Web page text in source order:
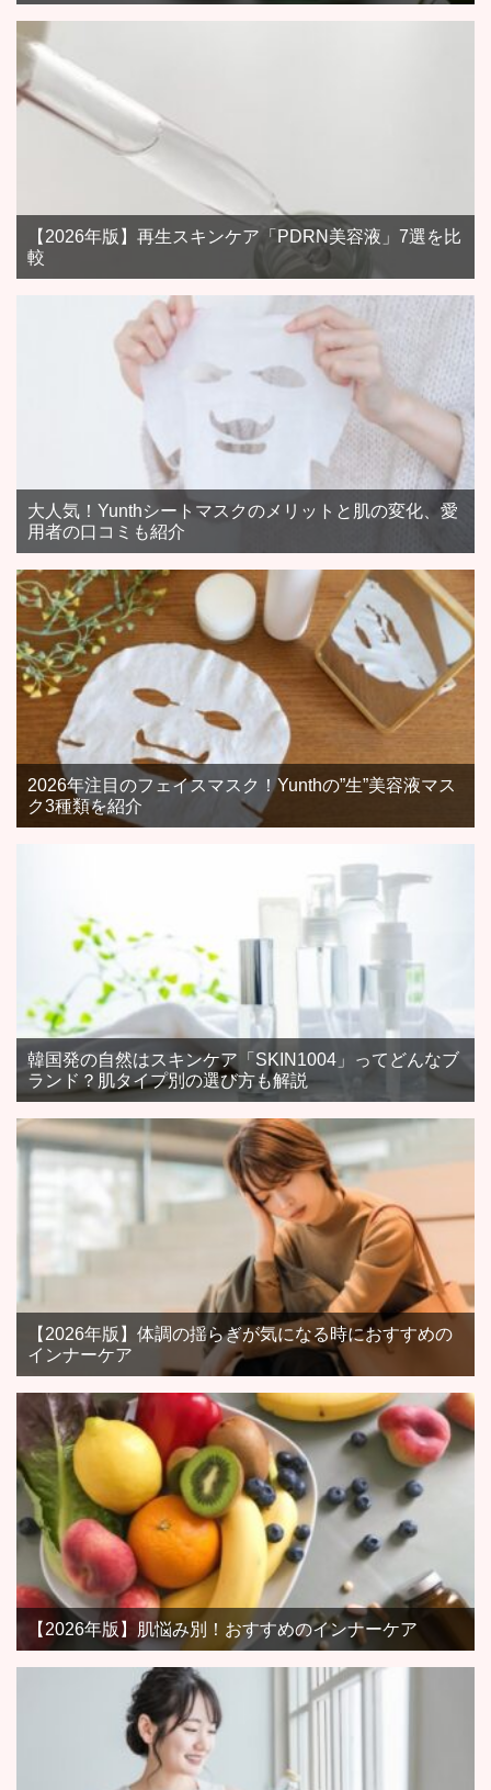
【2026年版】再生スキンケア「PDRN美容液」7選を比
較
大人気！Yunthシートマスクのメリットと肌の変化、愛
用者の口コミも紹介
2026年注目のフェイスマスク！Yunthの”生”美容液マス
ク3種類を紹介
韓国発の自然はスキンケア「SKIN1004」ってどんなブ
ランド？肌タイプ別の選び方も解説
【2026年版】体調の揺らぎが気になる時におすすめの
インナーケア
【2026年版】肌悩み別！おすすめのインナーケア